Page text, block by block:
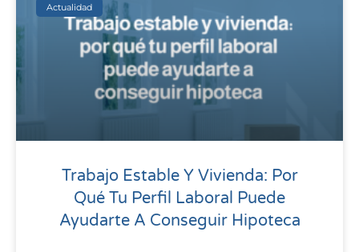
Actualidad
Trabajo Estable Y Vivienda: Por
Qué Tu Perfil Laboral Puede
Ayudarte A Conseguir Hipoteca